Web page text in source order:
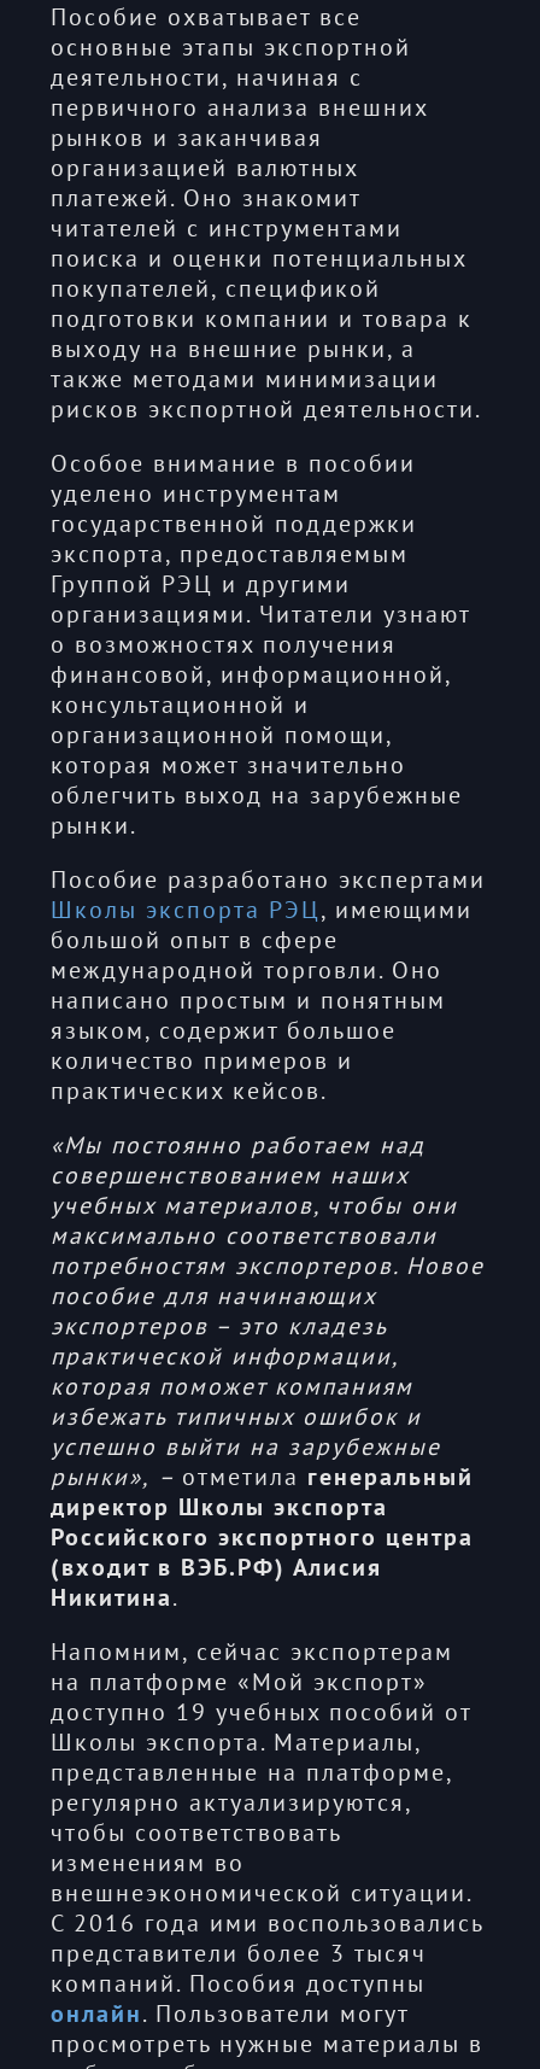
Пособие охватывает все
основные этапы экспортной
деятельности, начиная с
первичного анализа внешних
рынков и заканчивая
организацией валютных
платежей. Оно знакомит
читателей с инструментами
поиска и оценки потенциальных
покупателей, спецификой
подготовки компании и товара к
выходу на внешние рынки, а
также методами минимизации
рисков экспортной деятельности.
Особое внимание в пособии
уделено инструментам
государственной поддержки
экспорта, предоставляемым
Группой РЭЦ и другими
организациями. Читатели узнают
о возможностях получения
финансовой, информационной,
консультационной и
организационной помощи,
которая может значительно
облегчить выход на зарубежные
рынки.
Пособие разработано экспертами
Школы экспорта РЭЦ, имеющими
большой опыт в сфере
международной торговли. Оно
написано простым и понятным
языком, содержит большое
количество примеров и
практических кейсов.
«Мы постоянно работаем над
совершенствованием наших
учебных материалов, чтобы они
максимально соответствовали
потребностям экспортеров. Новое
пособие для начинающих
экспортеров – это кладезь
практической информации,
которая поможет компаниям
избежать типичных ошибок и
успешно выйти на зарубежные
рынки», – отметила генеральный
директор Школы экспорта
Российского экспортного центра
(входит в ВЭБ.РФ) Алисия
Никитина.
Напомним, сейчас экспортерам
на платформе «Мой экспорт»
доступно 19 учебных пособий от
Школы экспорта. Материалы,
представленные на платформе,
регулярно актуализируются,
чтобы соответствовать
изменениям во
внешнеэкономической ситуации.
С 2016 года ими воспользовались
представители более 3 тысяч
компаний. Пособия доступны
онлайн. Пользователи могут
просмотреть нужные материалы в